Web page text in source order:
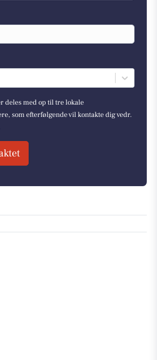
deles med op til tre lokale
som efterfølgende vil kontakte dig vedr.